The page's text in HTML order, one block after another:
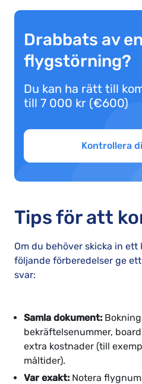
Drabbats av en
flygstörning?
Du kan ha rätt till
till 7 000 kr (€600)
Kontrollera
Tips för att
Om du behöver skicka in ett
följande förberedelser ge
svar:
Samla dokument:
bekräftelsenummer,
extra kostnader (till
måltider).
Var exakt: Notera